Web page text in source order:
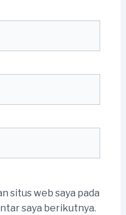
situs web saya pada
saya berikutnya.